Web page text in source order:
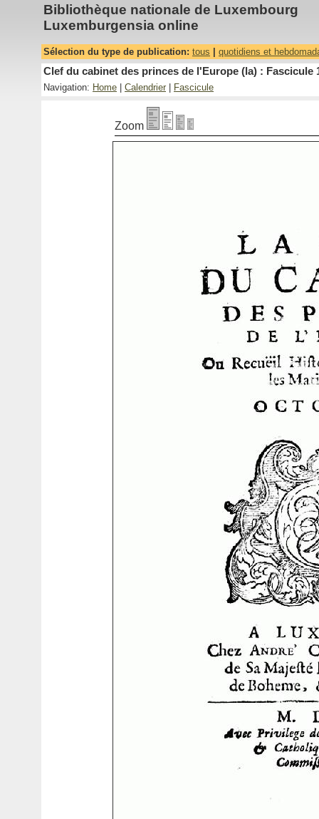
Bibliothèque nationale de Luxembourg
Luxemburgensia online
Sélection du type de publication: tous quotidiens et
Clef du cabinet des princes de l'Europe (la) : Fascicule
Navigation: Home Calendrier Fascicule
Zoom